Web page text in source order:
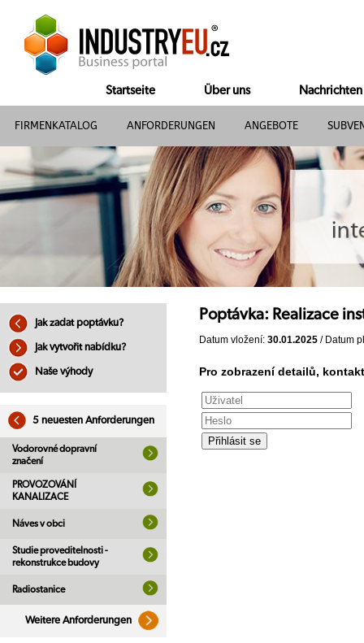
Startseite Über uns Nachrichten
FIRMENKATALOG ANFORDERUNGEN ANGEBOTE
Jak zadat poptávku?
Jak vytvořit nabídku?
Naše výhody
5 neuesten Anforderungen
Vodorovné dopravní
značení
PROVOZOVÁNÍ
KANALIZACE
Náves v obci
Studie proveditelnosti -
rekonstrukce budovy
Radiostanice
Weitere Anforderungen
Poptávka: Realizace
Datum vložení: 30.01.2025 / Datum
Pro zobrazení detailů,